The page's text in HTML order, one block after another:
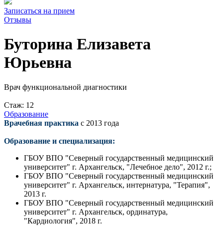
Записаться на прием
Отзывы
Буторина Елизавета
Юрьевна
Врач функциональной диагностики
Стаж: 12
Образование
Врачебная практика с 2013 года
Образование и специализация:
ГБОУ ВПО "Северный государственный медицинский
университет" г. Архангельск, "Лечебное дело", 2012 г.;
ГБОУ ВПО "Северный государственный медицинский
университет" г. Архангельск, интернатура, "Терапия",
2013 г.
ГБОУ ВПО "Северный государственный медицинский
университет" г. Архангельск, ординатура,
"Кардиология", 2018 г.